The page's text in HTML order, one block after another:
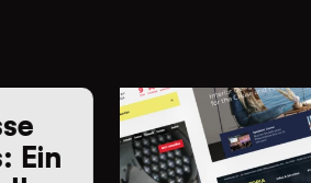
Messe
Ein